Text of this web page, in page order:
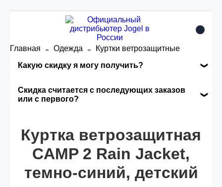
Главная Одежда
Куртки ветрозащитные
Какую скидку я могу получить?
розничной цене
Опт 5(25%) -сумма всех заказов за 6 месяцев -
Скидка считается с последующих заказов
или с первого?
автоматически активизируется в корзине вашего
заказа.
Куртка ветрозащитная
CAMP 2 Rain Jacket,
темно-синий, детский